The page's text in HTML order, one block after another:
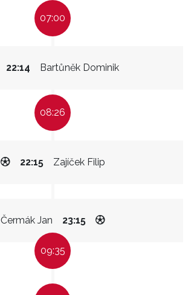
07:00
Bartůněk Dominik
22:14
08:26
Zajíček Filip
22:15
Čermák Jan 23:15
09:35